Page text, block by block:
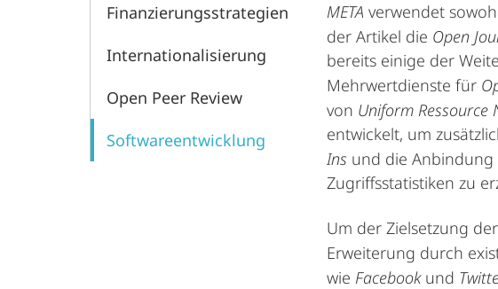
Mitteloststudien
Finanzierungsstrategien
Internationalisierung
Open Peer Review
Softwareentwicklung
META verwendet
der Artikel die Open
bereits einige der
Mehrwertdienste für
von Uniform Ressource
entwickelt, um
Ins und die Anbindung
Zugriffsstatistiken zu
Um der Zielsetzung
Erweiterung durch
wie Facebook und